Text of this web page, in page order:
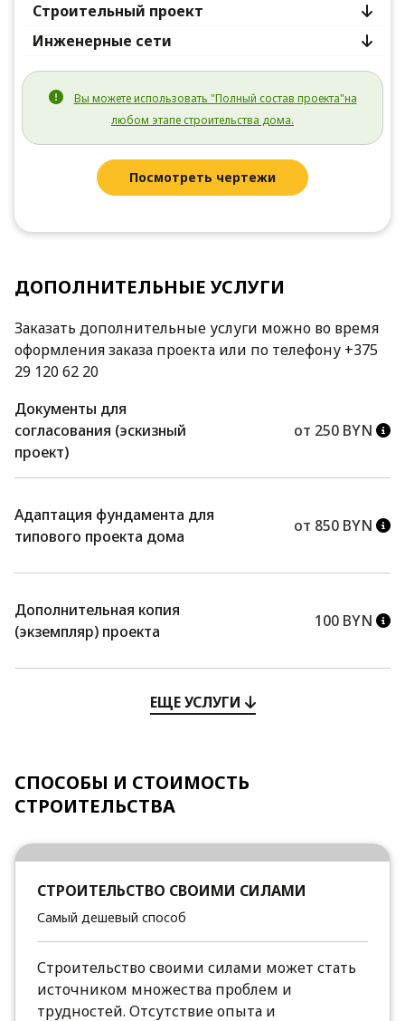
Строительный проект
Инженерные сети
Вы можете использовать "Полный состав проекта"на
любом этапе строительства дома.
Посмотреть чертежи
ДОПОЛНИТЕЛЬНЫЕ УСЛУГИ
Заказать дополнительные услуги можно во время
оформления заказа проекта или по телефону +375
29 120 62 20
Документы для
согласования (эскизный
проект)
от 250 BYN
Адаптация фундамента для
типового проекта дома
от 850 BYN
Дополнительная копия
(экземпляр) проекта
100 BYN
ЕЩЕ УСЛУГИ
СПОСОБЫ И СТОИМОСТЬ
СТРОИТЕЛЬСТВА
СТРОИТЕЛЬСТВО СВОИМИ СИЛАМИ
Самый дешевый способ
Строительство своими силами может стать
источником множества проблем и
трудностей. Отсутствие опыта и